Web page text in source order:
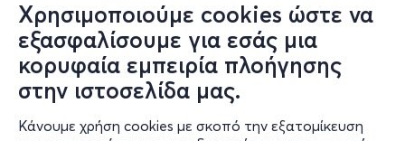
Χρησιμοποιούμε cookies ώστε να
εξασφαλίσουμε για εσάς μια
κορυφαία εμπειρία πλοήγησης
στην ιστοσελίδα μας.
Κάνουμε χρήση cookies με σκοπό την εξατομίκευση